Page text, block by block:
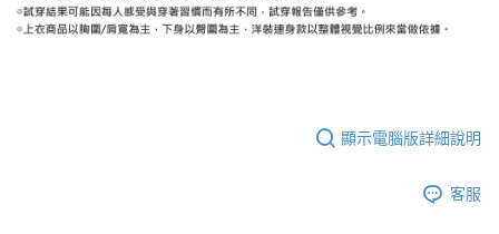
顯示電腦版詳細說明
客服